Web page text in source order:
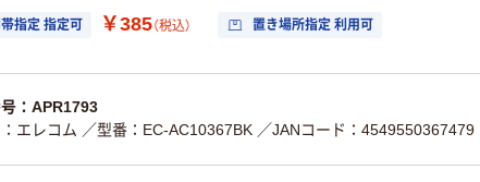
帯指定 指定可 ￥385（税込） 置き場所指定 利用可
：APR1793
エレコム ／型番：EC-AC10367BK ／JANコード：4549550367479